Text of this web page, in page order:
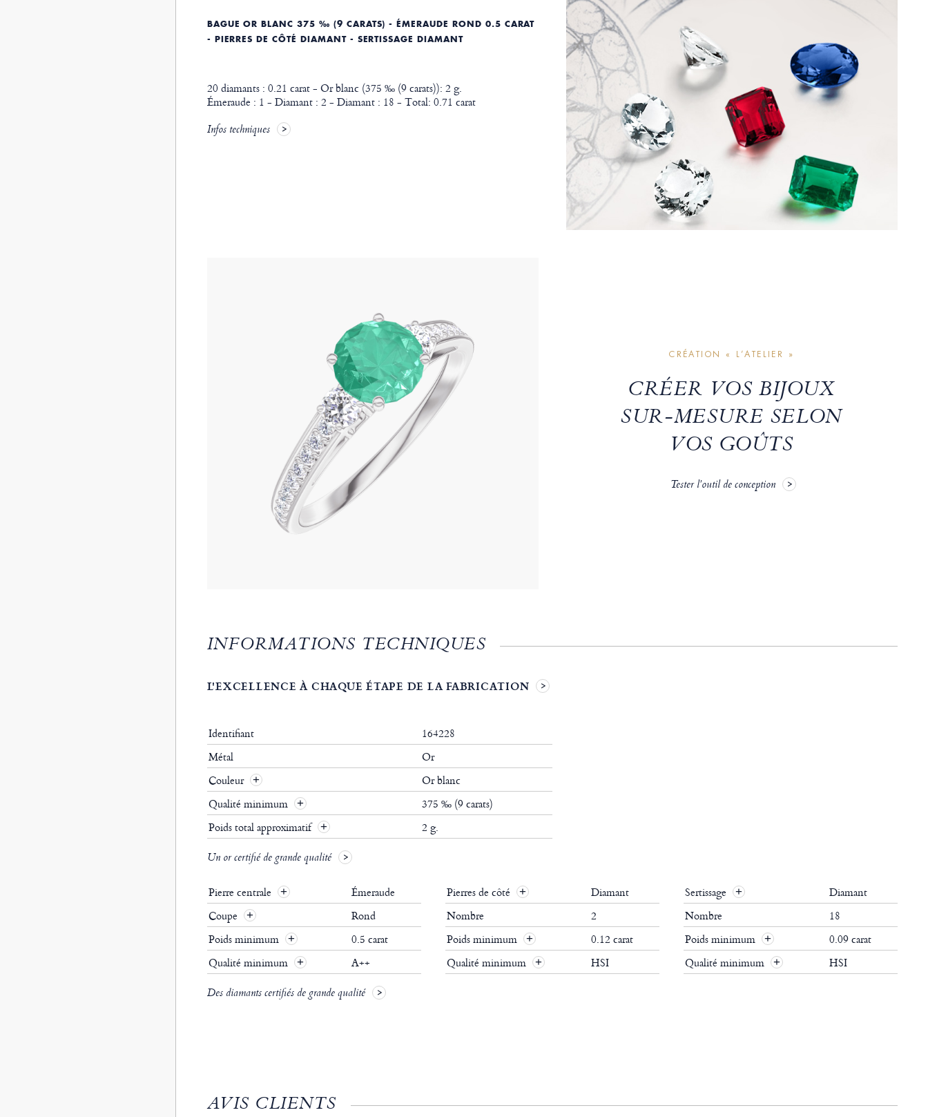
BAGUE OR BLANC 375 ‰ (9 CARATS) - ÉMERAUDE ROND 0.5 CARAT
- PIERRES DE CÔTÉ DIAMANT - SERTISSAGE DIAMANT
20 diamants : 0.21 carat - Or blanc (375 ‰ (9 carats)): 2 g.
Émeraude : 1 - Diamant : 2 - Diamant : 18 - Total: 0.71 carat
Infos techniques
CRÉATION « L’ATELIER »
CRÉER VOS BIJOUX
SUR-MESURE SELON
VOS GOÛTS
Tester l'outil de conception
INFORMATIONS TECHNIQUES
L'EXCELLENCE À CHAQUE ÉTAPE DE LA FABRICATION
Identifiant
164228
Métal
Or
Couleur
Or blanc
Qualité minimum
375 ‰ (9 carats)
Poids total approximatif
2 g.
Un or certifié de grande qualité
Pierre centrale
Émeraude
Coupe
Rond
Poids minimum
0.5 carat
Qualité minimum
A++
Pierres de côté
Diamant
Nombre
2
Poids minimum
0.12 carat
Qualité minimum
HSI
Sertissage
Diamant
Nombre
18
Poids minimum
0.09 carat
Qualité minimum
HSI
Des diamants certifiés de grande qualité
AVIS CLIENTS